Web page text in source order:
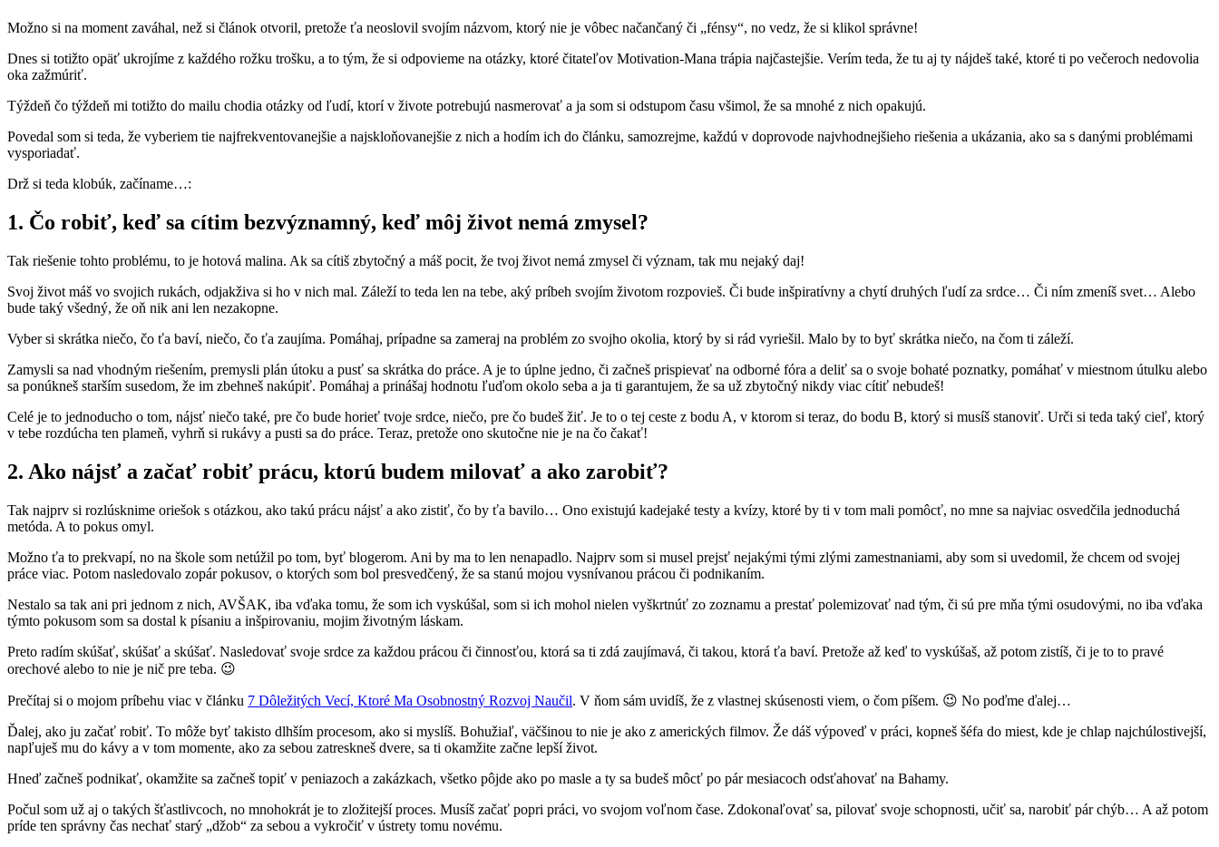
Možno si na moment zaváhal, než si článok otvoril, pretože ťa neoslovil svojím názvom, ktorý nie je vôbec načančaný či „fénsy“, no vedz, že si klikol správne!
Dnes si totižto opäť ukrojíme z každého rožku trošku, a to tým, že si odpovieme na otázky, ktoré čitateľov Motivation-Mana trápia najčastejšie. Verím teda, že tu aj ty nájdeš také, ktoré ti po večeroch nedovolia
oka zažmúriť.
Týždeň čo týždeň mi totižto do mailu chodia otázky od ľudí, ktorí v živote potrebujú nasmerovať a ja som si odstupom času všimol, že sa mnohé z nich opakujú.
Povedal som si teda, že vyberiem tie najfrekventovanejšie a najskloňovanejšie z nich a hodím ich do článku, samozrejme, každú v doprovode najvhodnejšieho riešenia a ukázania, ako sa s danými problémami
vysporiadať.
Drž si teda klobúk, začíname…:
1. Čo robiť, keď sa cítim bezvýznamný, keď môj život nemá zmysel?
Tak riešenie tohto problému, to je hotová malina. Ak sa cítiš zbytočný a máš pocit, že tvoj život nemá zmysel či význam, tak mu nejaký daj!
Svoj život máš vo svojich rukách, odjakživa si ho v nich mal. Záleží to teda len na tebe, aký príbeh svojím životom rozpovieš. Či bude inšpiratívny a chytí druhých ľudí za srdce… Či ním zmeníš svet… Alebo
bude taký všedný, že oň nik ani len nezakopne.
Vyber si skrátka niečo, čo ťa baví, niečo, čo ťa zaujíma. Pomáhaj, prípadne sa zameraj na problém zo svojho okolia, ktorý by si rád vyriešil. Malo by to byť skrátka niečo, na čom ti záleží.
Zamysli sa nad vhodným riešením, premysli plán útoku a pusť sa skrátka do práce. A je to úplne jedno, či začneš prispievať na odborné fóra a deliť sa o svoje bohaté poznatky, pomáhať v miestnom útulku alebo
sa ponúkneš starším susedom, že im zbehneš nakúpiť. Pomáhaj a prinášaj hodnotu ľuďom okolo seba a ja ti garantujem, že sa už zbytočný nikdy viac cítiť nebudeš!
Celé je to jednoducho o tom, nájsť niečo také, pre čo bude horieť tvoje srdce, niečo, pre čo budeš žiť. Je to o tej ceste z bodu A, v ktorom si teraz, do bodu B, ktorý si musíš stanoviť. Urči si teda taký cieľ, ktorý
v tebe rozdúcha ten plameň, vyhrň si rukávy a pusti sa do práce. Teraz, pretože ono skutočne nie je na čo čakať!
2. Ako nájsť a začať robiť prácu, ktorú budem milovať a ako zarobiť?
Tak najprv si rozlúsknime oriešok s otázkou, ako takú prácu nájsť a ako zistiť, čo by ťa bavilo… Ono existujú kadejaké testy a kvízy, ktoré by ti v tom mali pomôcť, no mne sa najviac osvedčila jednoduchá
metóda. A to pokus omyl.
Možno ťa to prekvapí, no na škole som netúžil po tom, byť blogerom. Ani by ma to len nenapadlo. Najprv som si musel prejsť nejakými tými zlými zamestnaniami, aby som si uvedomil, že chcem od svojej
práce viac. Potom nasledovalo zopár pokusov, o ktorých som bol presvedčený, že sa stanú mojou vysnívanou prácou či podnikaním.
Nestalo sa tak ani pri jednom z nich, AVŠAK, iba vďaka tomu, že som ich vyskúšal, som si ich mohol nielen vyškrtnúť zo zoznamu a prestať polemizovať nad tým, či sú pre mňa tými osudovými, no iba vďaka
týmto pokusom som sa dostal k písaniu a inšpirovaniu, mojim životným láskam.
Preto radím skúšať, skúšať a skúšať. Nasledovať svoje srdce za každou prácou či činnosťou, ktorá sa ti zdá zaujímavá, či takou, ktorá ťa baví. Pretože až keď to vyskúšaš, až potom zistíš, či je to to pravé
orechové alebo to nie je nič pre teba. 😉
Prečítaj si o mojom príbehu viac v článku 7 Dôležitých Vecí, Ktoré Ma Osobnostný Rozvoj Naučil. V ňom sám uvidíš, že z vlastnej skúsenosti viem, o čom píšem. 😉 No poďme ďalej…
Ďalej, ako ju začať robiť. To môže byť takisto dlhším procesom, ako si myslíš. Bohužiaľ, väčšinou to nie je ako z amerických filmov. Že dáš výpoveď v práci, kopneš šéfa do miest, kde je chlap najchúlostivejší,
napľuješ mu do kávy a v tom momente, ako za sebou zatreskneš dvere, sa ti okamžite začne lepší život.
Hneď začneš podnikať, okamžite sa začneš topiť v peniazoch a zakázkach, všetko pôjde ako po masle a ty sa budeš môcť po pár mesiacoch odsťahovať na Bahamy.
Počul som už aj o takých šťastlivcoch, no mnohokrát je to zložitejší proces. Musíš začať popri práci, vo svojom voľnom čase. Zdokonaľovať sa, pilovať svoje schopnosti, učiť sa, narobiť pár chýb… A až potom
príde ten správny čas nechať starý „džob“ za sebou a vykročiť v ústrety tomu novému.